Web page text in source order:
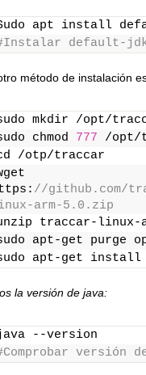
apt install
default-
método de instalación
mkdir /opt/
chmod 777 /opt/
/otp/traccar
//github.com/
arm-5.0.zip
traccar-linux-
apt-get purge
apt-get install
la versión de java:
--version
versión